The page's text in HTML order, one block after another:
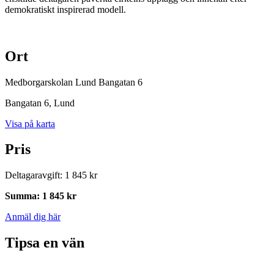
demokratiskt inspirerad modell.
Ort
Medborgarskolan Lund Bangatan 6
Bangatan 6, Lund
Visa på karta
Pris
Deltagaravgift: 1 845 kr
Summa: 1 845 kr
Anmäl dig här
Tipsa en vän